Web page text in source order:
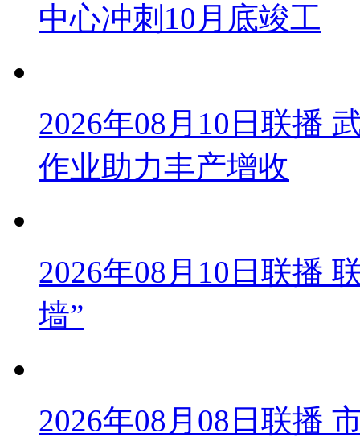
中心冲刺10月底竣工
2026年08月10日联播
作业助力丰产增收
2026年08月10日联播
墙”
2026年08月08日联播